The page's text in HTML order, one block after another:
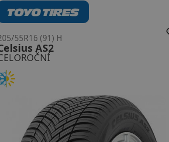
CELOROČNÍ
Turanza AS 6
205/55R16 (91) H